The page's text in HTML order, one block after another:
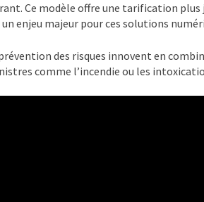
Ce modèle offre une tarification
enjeu majeur pour ces solutions
des risques innovent en
comme l’incendie ou les